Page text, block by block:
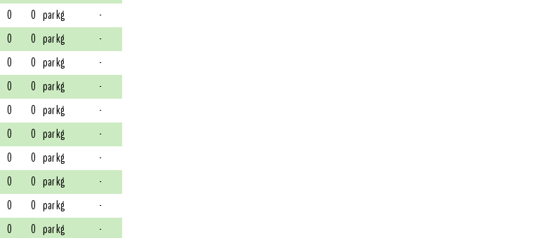
0 0 par kg
-
0 0 par kg
-
0 0 par kg
-
0 0 par kg
-
0 0 par kg
-
0 0 par kg
-
0 0 par kg
-
0 0 par kg
-
0 0 par kg
-
0 0 par kg
-